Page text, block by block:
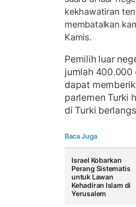
kekhawatiran
membatalkan
Kamis.
Pemilih luar
jumlah 400.000
dapat
parlemen Turki
di Turki
Baca Juga
Israel Kobarkan
Perang Sistematis
untuk Lawan
Kehadiran Islam di
Yerusalem